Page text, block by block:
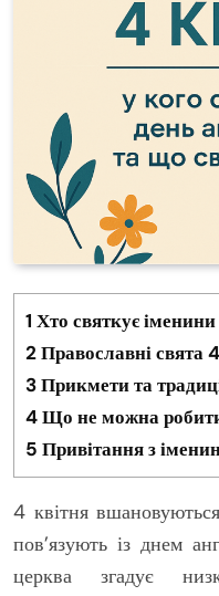
1 Хто святкує
2Православні свята
3Прикмети та
4Що не можна
5 Привітання з
4 квітня
пов’язують із днем
церква згадує